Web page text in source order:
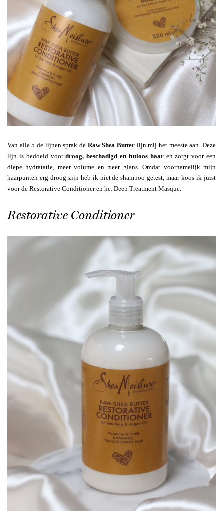
Van alle 5 de lijnen sprak de Raw Shea Butter lijn mij het meeste aan. Deze
lijn is bedoeld voordroog, beschadigd en futloos haaren zorgt voor een
diepe hydratatie, meer volume en meer glans. Omdat voornamelijk mijn
haarpunten erg droog zijn heb ik niet de shampoo getest, maar koos ik juist
voor de Restorative Conditioner en het Deep Treatment Masque.
Restorative Conditioner